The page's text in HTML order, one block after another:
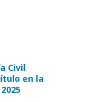
Civil
en la